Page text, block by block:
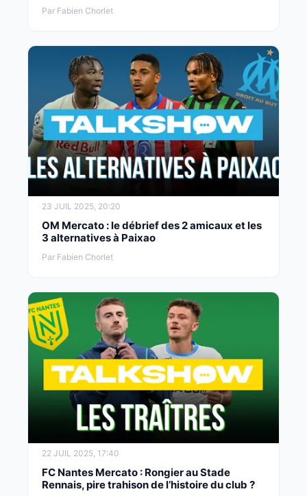
Par Fabien Chorlet
23 JUIL 2025, 20:20
OM Mercato : le débrief des 2 amicaux et les
3 alternatives à Paixao
Par Fabien Chorlet
22 JUIL 2025, 17:40
FC Nantes Mercato : Rongier au Stade
Rennais, pire trahison de l’histoire du club ?